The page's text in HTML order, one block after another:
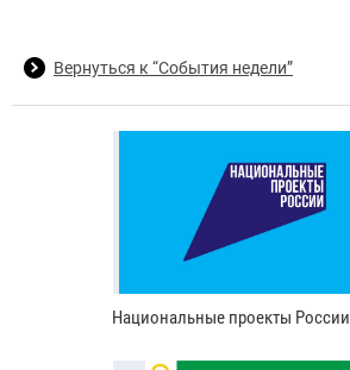
Вернуться к “События недели”
Национальные проекты России